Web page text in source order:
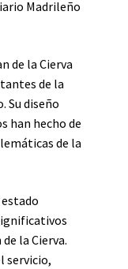
Madrileño
de la Cierva
de la
Su diseño
han hecho de
de la
la Cierva.
servicio,